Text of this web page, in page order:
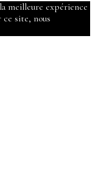
meilleure expérience
site, nous